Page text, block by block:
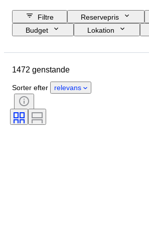
Filtre Reservepris
Budget
Lokation
Køn
Certificering
Stil
Teknik
Farve
Dekor
1472 genstande
Sorter efter relevans